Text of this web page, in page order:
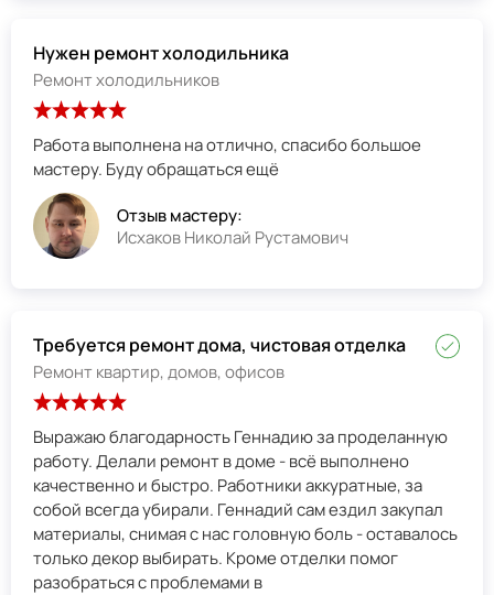
Нужен ремонт холодильника
Ремонт холодильников
Работа выполнена на отлично, спасибо большое
мастеру. Буду обращаться ещё
Отзыв мастеру:
Исхаков Николай Рустамович
Требуется ремонт дома, чистовая отделка
Ремонт квартир, домов, офисов
Выражаю благодарность Геннадию за проделанную
работу. Делали ремонт в доме - всё выполнено
качественно и быстро. Работники аккуратные, за
собой всегда убирали. Геннадий сам ездил закупал
материалы, снимая с нас головную боль - оставалось
только декор выбирать. Кроме отделки помог
разобраться с проблемами в